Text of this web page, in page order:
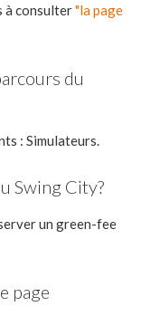
à consulter"la page
du
: Simulateurs.
Swing City?
un green-fee
page